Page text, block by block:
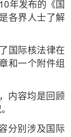
年发布的《国
各界人士了解
国际核法律在
和一个附件组
内容均是回顾
分别涉及国际